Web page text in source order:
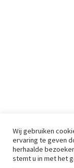
Wij gebruiken
ervaring te geven
herhaalde
stemt u in met het